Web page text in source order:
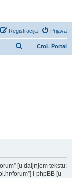
Prijava
Registracija
CroL Portal
[u daljnjem tekstu:
forum”] i phpBB [u